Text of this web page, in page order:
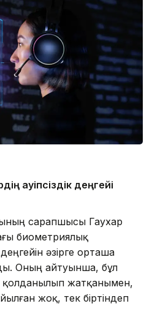
қауіпсіздік деңгейі
сарапшысы Гаухар
биометриялық
әзірге орташа
Оның айтуынша, бұл
қолданылып жатқанымен,
жоқ, тек біртіндеп